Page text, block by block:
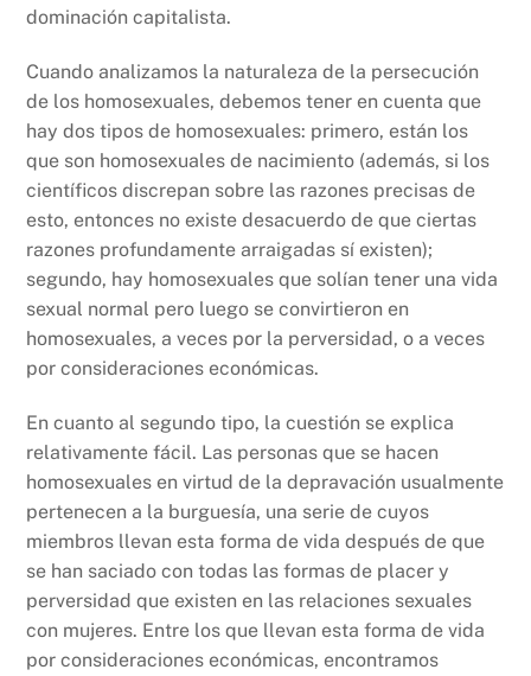
dominación capitalista.
Cuando analizamos la naturaleza de la persecución
de los homosexuales, debemos tener en cuenta que
hay dos tipos de homosexuales: primero, están los
que son homosexuales de nacimiento (además, si los
científicos discrepan sobre las razones precisas de
esto, entonces no existe desacuerdo de que ciertas
razones profundamente arraigadas sí existen);
segundo, hay homosexuales que solían tener una vida
sexual normal pero luego se convirtieron en
homosexuales, a veces por la perversidad, o a veces
por consideraciones económicas.
En cuanto al segundo tipo, la cuestión se explica
relativamente fácil. Las personas que se hacen
homosexuales en virtud de la depravación usualmente
pertenecen a la burguesía, una serie de cuyos
miembros llevan esta forma de vida después de que
se han saciado con todas las formas de placer y
perversidad que existen en las relaciones sexuales
con mujeres. Entre los que llevan esta forma de vida
por consideraciones económicas, encontramos